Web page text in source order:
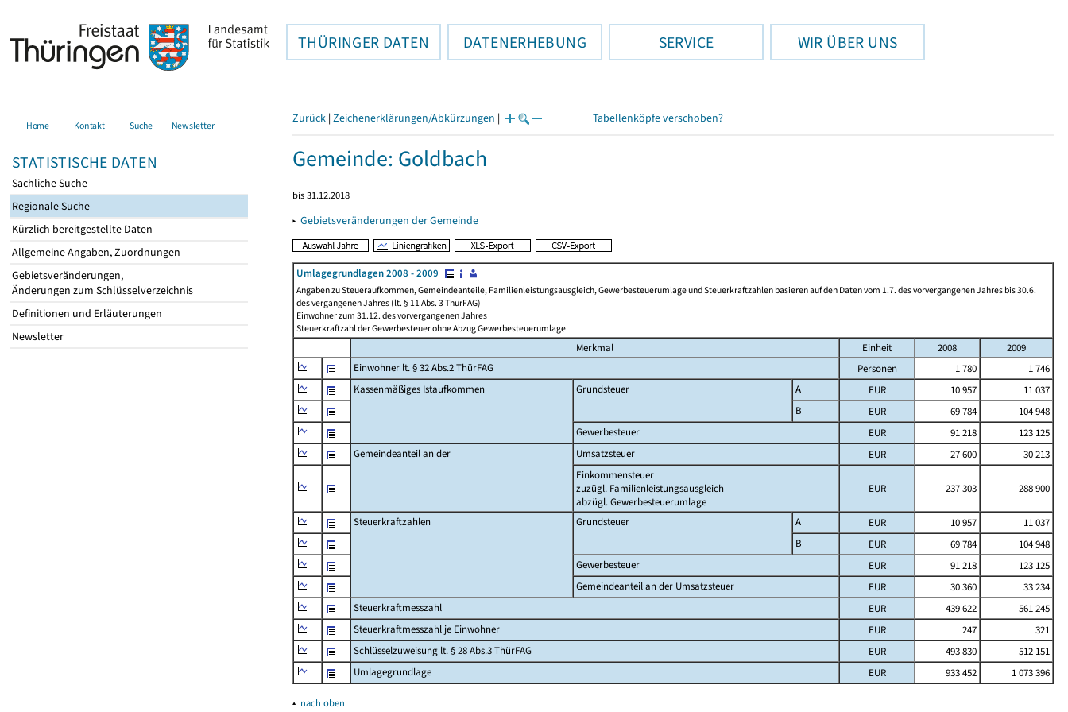
THÜRINGER DATEN DATENERHEBUNG SERVICE WIR ÜBER UNS
Home Kontakt Suche Newsletter
STATISTISCHE DATEN
Sachliche Suche
Regionale Suche
Kürzlich bereitgestellte Daten
Allgemeine Angaben, Zuordnungen
Gebietsveränderungen,
Änderungen zum Schlüsselverzeichnis
Definitionen und Erläuterungen
Newsletter
Zurück | Zeichenerklärungen/Abkürzungen | Tabellenköpfe verschoben?
Gemeinde: Goldbach
bis 31.12.2018
▸ Gebietsveränderungen der Gemeinde
Umlagegrundlagen 2008 - 2009
Angaben zu Steueraufkommen, Gemeindeanteile, Familienleistungsausgleich, Gewerbesteuerumlage und Steuerkraftzahlen basieren auf den Daten vom 1.7. des vorvergangenen Jahres bis 30.6.
des vergangenen Jahres (lt. § 11 Abs. 3 ThürFAG)
Einwohner zum 31.12. des vorvergangenen Jahres
Steuerkraftzahl der Gewerbesteuer ohne Abzug Gewerbesteuerumlage
Merkmal Einheit 2008
2009
Einwohner lt. § 32 Abs.2 ThürFAG
Personen 1 780
1 746
Kassenmäßiges Istaufkommen
Grundsteuer A EUR 10 957
11 037
B
EUR 69 784
104 948
Gewerbesteuer
EUR 91 218
123 125
Gemeindeanteil an der
Umsatzsteuer EUR 27 600
30 213
Einkommensteuer
zuzügl. Familienleistungsausgleich
abzügl. Gewerbesteuerumlage
EUR 237 303 288 900
Steuerkraftzahlen Grundsteuer A EUR 10 957
11 037
B
EUR 69 784
104 948
Gewerbesteuer
EUR 91 218
123 125
Gemeindeanteil an der Umsatzsteuer
EUR 30 360
33 234
Steuerkraftmesszahl
EUR 439 622
561 245
Steuerkraftmesszahl je Einwohner
EUR 247
321
Schlüsselzuweisung lt. § 28 Abs.3 ThürFAG
EUR 493 830
512 151
Umlagegrundlage
EUR 933 452 1 073 396
▴ nach oben